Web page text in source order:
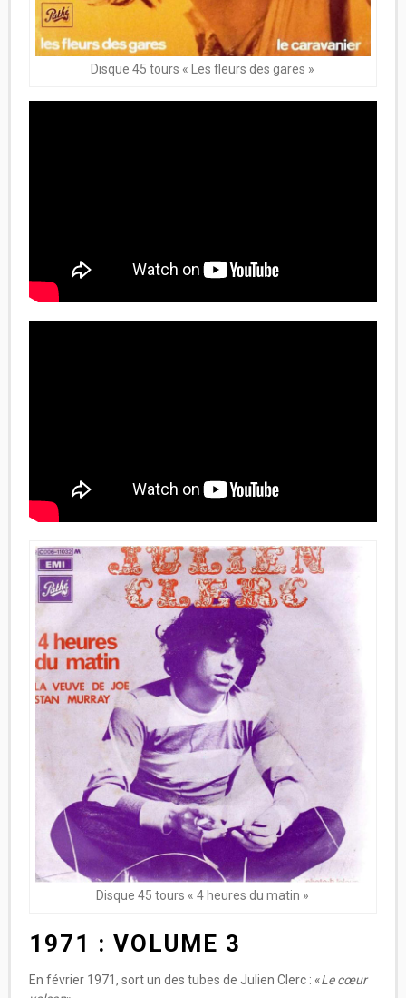
Disque 45 tours « Les fleurs des gares »
Disque 45 tours « 4 heures du matin »
1971 : VOLUME 3
En février 1971, sort un des tubes de Julien Clerc : «Le cœur